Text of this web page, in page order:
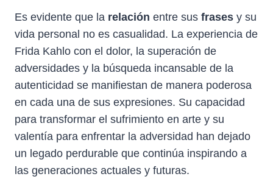
Es evidente que la relación entre sus frases y su
vida personal no es casualidad. La experiencia de
Frida Kahlo con el dolor, la superación de
adversidades y la búsqueda incansable de la
autenticidad se manifiestan de manera poderosa
en cada una de sus expresiones. Su capacidad
para transformar el sufrimiento en arte y su
valentía para enfrentar la adversidad han dejado
un legado perdurable que continúa inspirando a
las generaciones actuales y futuras.